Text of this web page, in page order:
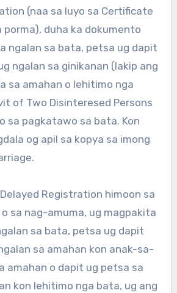
(naa sa luyo sa Certificate
porma), duha ka dokumento
ngalan sa bata, petsa ug dapit
ngalan sa ginikanan (lakip ang
sa amahan o lehitimo nga
of Two Disinteresed Persons
sa pagkatawo sa bata. Kon
og apil sa kopya sa imong
Registration himoon sa
sa nag-amuma, ug magpakita
sa bata, petsa ug dapit
sa amahan kon anak-sa-
amahan o dapit ug petsa sa
kon lehitimo nga bata, ug ang